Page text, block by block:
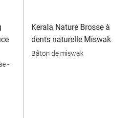
-
Kerala Nature Brosse à
dents naturelle Miswak
Bâton de miswak